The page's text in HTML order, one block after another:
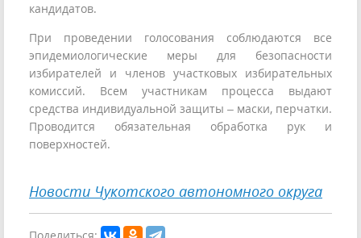
кандидатов.
При проведении голосования соблюдаются все
эпидемиологические меры для безопасности
избирателей и членов участковых избирательных
комиссий. Всем участникам процесса выдают
средства индивидуальной защиты – маски, перчатки.
Проводится обязательная обработка рук и
поверхностей.
Новости Чукотского автономного округа
Поделиться: